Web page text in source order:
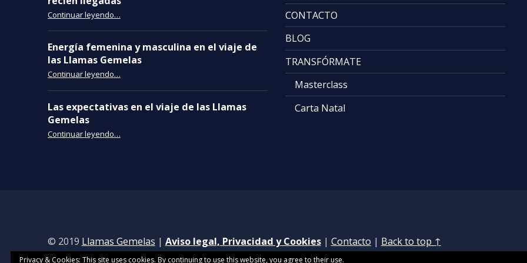
Continuar leyendo“10 recomendaciones para Llamas Gemelas recién llegadas”
…
Energía femenina y masculina en el viaje de
las Llamas Gemelas
Continuar leyendo“Energía femenina y masculina en el viaje de las Llamas Gemelas”
…
Las expectativas en el viaje de las Llamas
Gemelas
Continuar leyendo“Las expectativas en el viaje de las Llamas Gemelas”
…
CONTACTO
BLOG
TRANSFÓRMATE
Masterclass
Carta Natal
© 2019 Llamas Gemelas | Aviso legal, Privacidad y Cookies | Contacto | Back to top ↑
Privacy & Cookies: This site uses cookies. By continuing to use this website, you agree to their use.